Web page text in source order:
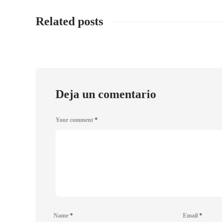
Related posts
Deja un comentario
Your comment *
Name * Email *